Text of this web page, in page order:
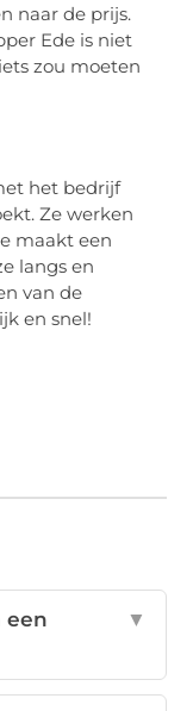
naar de prijs.
Ede is niet
zou moeten
het bedrijf
Ze werken
maakt een
langs en
van de
en snel!
een
▼